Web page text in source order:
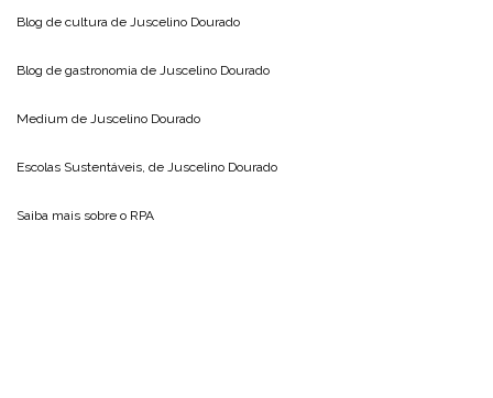
Blog de cultura de Juscelino Dourado
Blog de gastronomia de Juscelino Dourado
Medium de Juscelino Dourado
Escolas Sustentáveis, de Juscelino Dourado
Saiba mais sobre o RPA